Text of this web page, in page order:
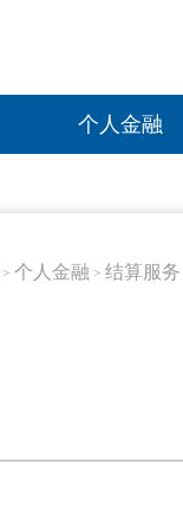
个人金融
> 个人金融 > 结算服务